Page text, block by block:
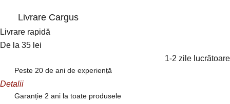
Livrare Cargus
Livrare rapidă
De la 35 lei
1-2 zile lucrătoare
Peste 20 de ani de experiență
Detalii
Garanție 2 ani la toate produsele